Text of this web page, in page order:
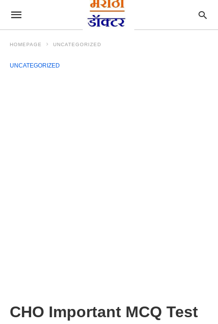
HOMEPAGE UNCATEGORIZED
UNCATEGORIZED
CHO Important MCQ Test